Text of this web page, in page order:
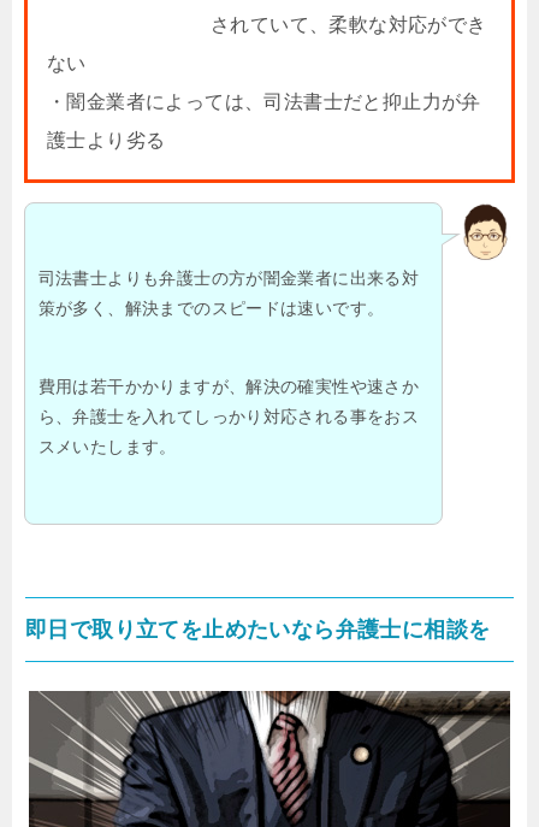
されていて、柔軟な対応ができ
ない
・闇金業者によっては、司法書士だと抑止力が弁
護士より劣る
司法書士よりも弁護士の方が闇金業者に出来る対
策が多く、解決までのスピードは速いです。
費用は若干かかりますが、解決の確実性や速さか
ら、弁護士を入れてしっかり対応される事をおス
スメいたします。
即日で取り立てを止めたいなら弁護士に相談を